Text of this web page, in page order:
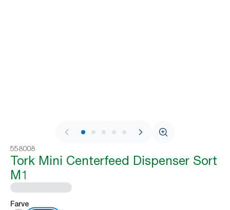
1 / 8
558008
Tork Mini Centerfeed Dispenser Sort
M1
Farve